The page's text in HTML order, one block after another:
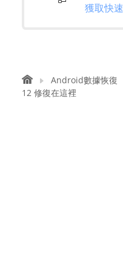
獲取快
Android數據恢復
12 修復在這裡